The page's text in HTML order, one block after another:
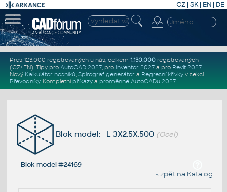
CZ | SK| EN | DE
Přes 123.000 registrovaných u nás, celkem 1.130.000registrovaných
(CZ+EN). Tipy pro AutoCAD 2027, pro Inventor 2027a pro Revit 2027.
Nový Kalkulátor nosníků, Spirograf generátor a Regresní křivkyv sekci
Převodníky. Kompletní příkazya proměnné AutoCADu 2027.
Blok-model: L 3X2.5X.500 (Ocel)
Blok-model #24169
« zpět na Katalog